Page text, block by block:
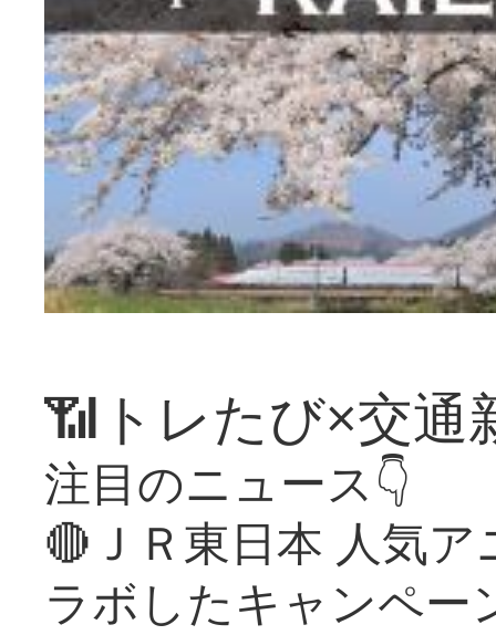
📶トレたび×交通
注目のニュース👇
🔴ＪＲ東日本 人気
ラボしたキャンペー